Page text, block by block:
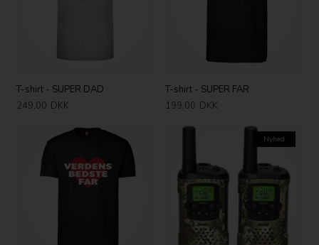
T-shirt - SUPER DAD
249,00 DKK
T-shirt - SUPER FAR
199,00 DKK
Nyhed